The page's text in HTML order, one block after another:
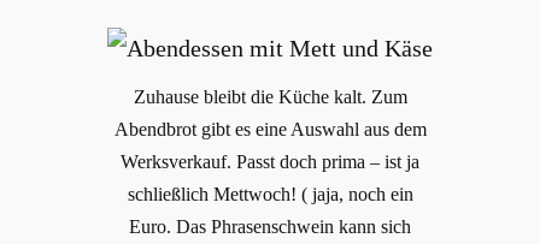
Zuhause bleibt die Küche kalt. Zum
Abendbrot gibt es eine Auswahl aus dem
Werksverkauf. Passt doch prima – ist ja
schließlich Mettwoch! ( jaja, noch ein
Euro. Das Phrasenschwein kann sich